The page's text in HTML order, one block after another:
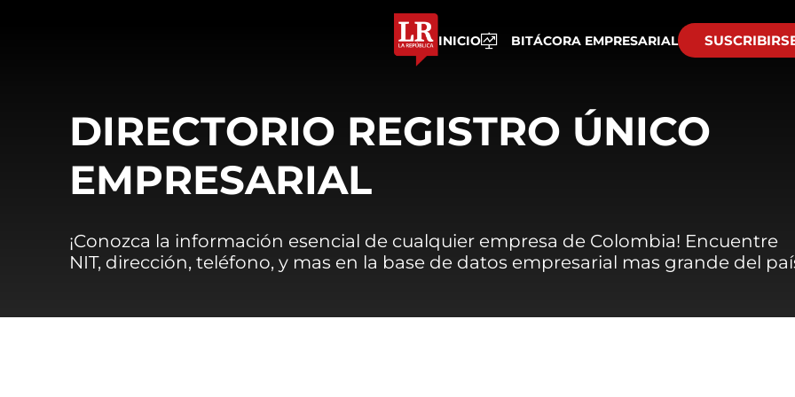
INICIO BITÁCORA EMPRESARIAL
DIRECTORIO REGISTRO ÚNICO
EMPRESARIAL
¡Conozca la información esencial de cualquier empresa de Colombia! Encuentre
NIT, dirección, teléfono, y mas en la base de datos empresarial mas grande del